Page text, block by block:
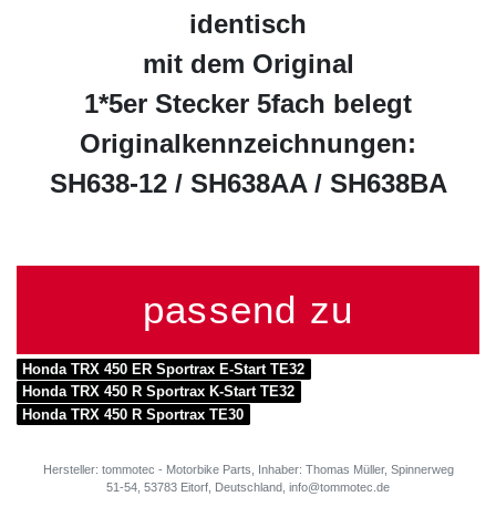
identisch
mit dem Original
1*5er Stecker 5fach belegt
Originalkennzeichnungen:
SH638-12 / SH638AA / SH638BA
passend zu
Honda TRX 450 ER Sportrax E-Start TE32
Honda TRX 450 R Sportrax K-Start TE32
Honda TRX 450 R Sportrax TE30
Hersteller: tommotec - Motorbike Parts, Inhaber: Thomas Müller, Spinnerweg
51-54, 53783 Eitorf, Deutschland, info@tommotec.de